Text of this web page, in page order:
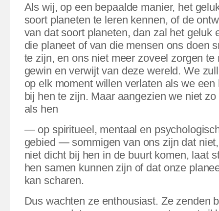
Als wij, op een bepaalde manier, het
soort planeten te leren kennen, of de
van dat soort planeten, dan zal het geluk
die planeet of van die mensen ons doen
te zijn, en ons niet meer zoveel zorgen te
gewin en verwijt van deze wereld. We
op elk moment willen verlaten als we
bij hen te zijn. Maar aangezien we niet
als hen
— op spiritueel, mentaal en
gebied — sommigen van ons zijn dat
niet dicht bij hen in de buurt komen, laat
hen samen kunnen zijn of dat onze
kan scharen.
Dus wachten ze enthousiast. Ze zenden